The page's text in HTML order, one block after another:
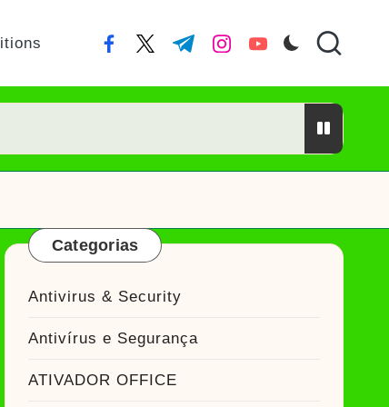
facebook.com
twitter.com
t.me instagram.com
youtube.com
Categorias
Antivirus & Security
Antivírus e Segurança
ATIVADOR OFFICE